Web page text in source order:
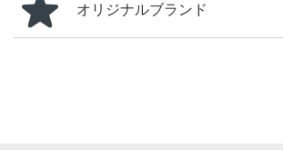
オリジナルブランド